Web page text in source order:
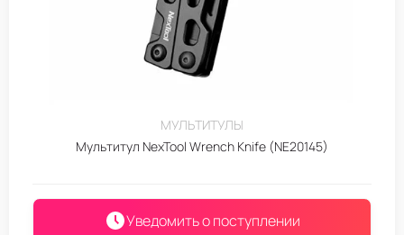
МУЛЬТИТУЛЫ
Мультитул NexTool Wrench Knife (NE20145)
Уведомить о поступлении